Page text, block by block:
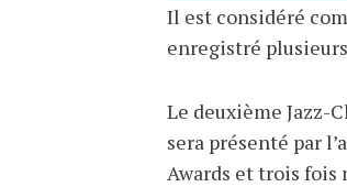
Il est considéré
enregistré
Le deuxième Jazz-
sera présenté par
Awards et trois fois